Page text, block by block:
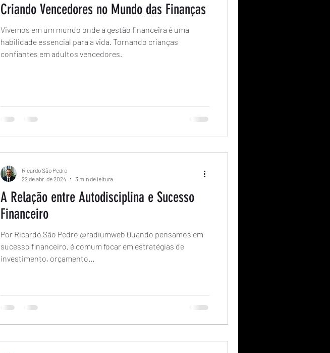
Criando Vencedores no Mundo das Finanças
Vivemos em um mundo onde a gestão financeira é uma
habilidade essencial para a vida. Tornando crianças
confiantes em adultos vencedores.
A Relação entre Autodisciplina e Sucesso
Financeiro
Por Ricardo São Pedro @radiumweb Quando pensamos em
sucesso financeiro, é comum focar em estratégias de
investimento, orçamento...
Ricardo São Pedro
22 de abr. de 2024
3 min de leitura